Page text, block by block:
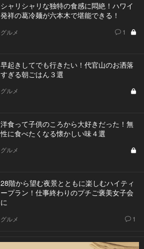
シャリシャリな独特の食感に悶絶！ハワイ
発祥の葛冷麺が六本木で堪能できる！
グルメ 1
早起きしてでも行きたい！代官山のお洒落
すぎる朝ごはん３選
グルメ
洋食って子供のころから大好きだった！無
性に食べたくなる懐かしい味４選
グルメ
28階から望む夜景とともに楽しむハイティ
ープラン！仕事終わりのプチご褒美女子会
に
グルメ 1